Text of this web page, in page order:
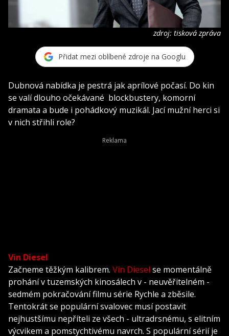
zdroj: tisková zpráva
Přidat mezi oblíbené zdroje na Googlu
Dubnová nabídka je pestrá jak aprílové počasí. Do kin
se valí dlouho očekávané blockbustery, komorní
dramata a bude i pohádkový muzikál. Jací mužní herci si
v nich střihli role?
Vin Diesel
Začneme těžkým kalibrem. Vin Diesel se momentálně
prohání v tuzemských kinosálech v - neuvěřitelném -
sedmém pokračování filmu série Rychle a zběsile.
Tentokrát se populární svalovec musí postavit
nejhustšímu nepříteli ze všech - ultradrsnému, s elitním
výcvikem a pomstychtivému navrch. S populární sérií je